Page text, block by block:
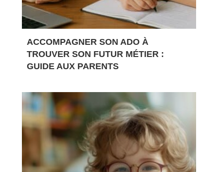
ACCOMPAGNER SON ADO À
TROUVER SON FUTUR MÉTIER :
GUIDE AUX PARENTS